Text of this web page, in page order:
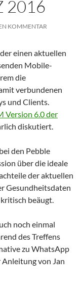
2016
KOMMENTAR
einen aktuellen
Mobile-
die
verbundenen
und Clients.
Version 6.0 der
diskutiert.
bei den Pebble
über die ideale
der aktuellen
Gesundheitsdaten
beäugt.
noch einmal
des Treffens
zu WhatsApp
von Jan